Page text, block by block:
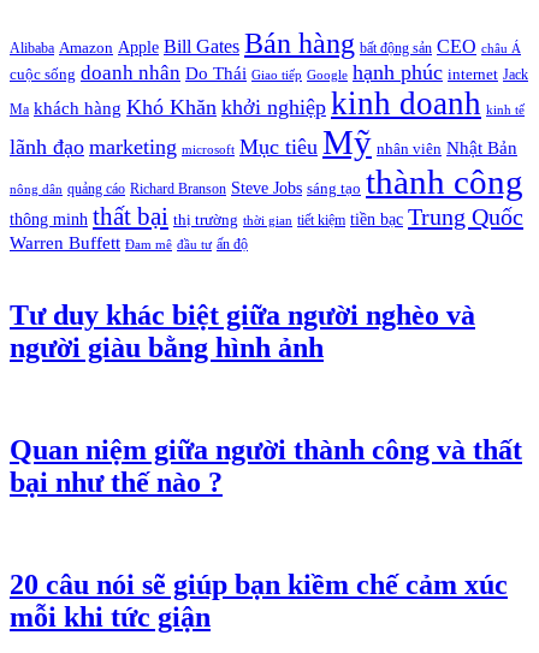
Alibaba Amazon Apple Bill Gates Bán hàng bất động sản CEO châu Á
cuộc sống doanh nhân Do Thái Giao tiếp Google hạnh phúc internet Jack
Ma khách hàng Khó Khăn khởi nghiệp kinh doanh kinh tế
lãnh đạo marketing microsoft Mục tiêu Mỹ nhân viên Nhật Bản
nông dân quảng cáo Richard Branson Steve Jobs sáng tạo thành công
thông minh thất bại thị trường thời gian tiết kiệm tiền bạc Trung Quốc
Warren Buffett Đam mê đầu tư ấn độ
Tư duy khác biệt giữa người nghèo và
người giàu bằng hình ảnh
Quan niệm giữa người thành công và thất
bại như thế nào ?
20 câu nói sẽ giúp bạn kiềm chế cảm xúc
mỗi khi tức giận